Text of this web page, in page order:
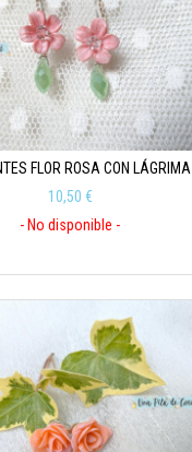
FLOR ROSA CON LÁGRIMA
10,50 €
- No disponible -